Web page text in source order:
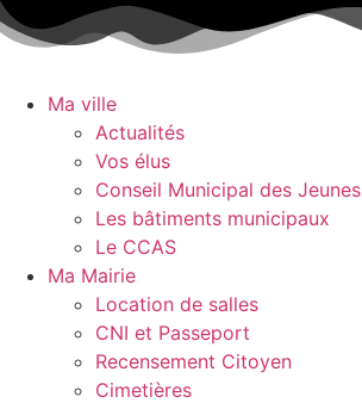
Aller
au
Ma ville
Actualités
Vos élus
Conseil Municipal des Jeunes
Les bâtiments municipaux
Le CCAS
Ma Mairie
Location de salles
CNI et Passeport
Recensement Citoyen
Cimetières